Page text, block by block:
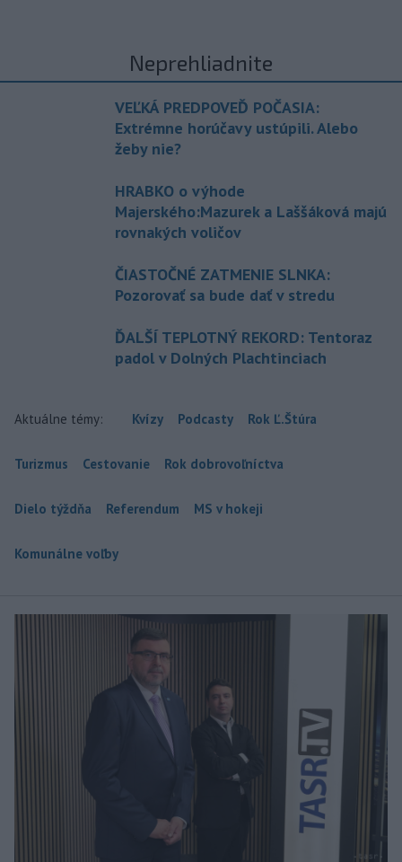
Neprehliadnite
VEĽKÁ PREDPOVEĎ POČASIA:
Extrémne horúčavy ustúpili. Alebo
žeby nie?
HRABKO o výhode
Majerského:Mazurek a Laššáková majú
rovnakých voličov
ČIASTOČNÉ ZATMENIE SLNKA:
Pozorovať sa bude dať v stredu
ĎALŠÍ TEPLOTNÝ REKORD: Tentoraz
padol v Dolných Plachtinciach
Aktuálne témy: Kvízy Podcasty Rok Ľ.Štúra
Turizmus Cestovanie Rok dobrovoľníctva
Dielo týždňa Referendum MS v hokeji
Komunálne voľby